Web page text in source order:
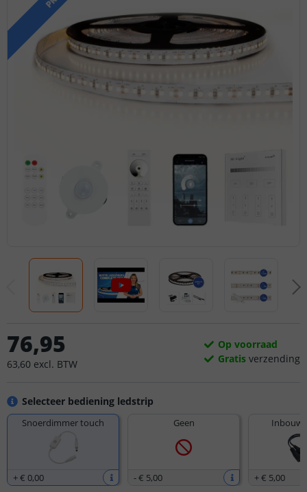
Selecteer bediening ledstrip
Snoerdimmer touch
+€ 0,00
Geen
-€ 5,00
Inbouw
+€ 5,00
76,95
63,60 excl. BTW
Op voorraad
Gratis verzending